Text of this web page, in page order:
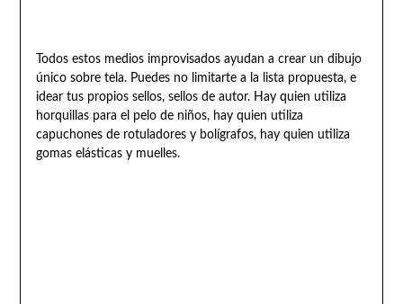
Todos estos medios improvisados ayudan a crear un dibujo
único sobre tela. Puedes no limitarte a la lista propuesta, e
idear tus propios sellos, sellos de autor. Hay quien utiliza
horquillas para el pelo de niños, hay quien utiliza
capuchones de rotuladores y bolígrafos, hay quien utiliza
gomas elásticas y muelles.